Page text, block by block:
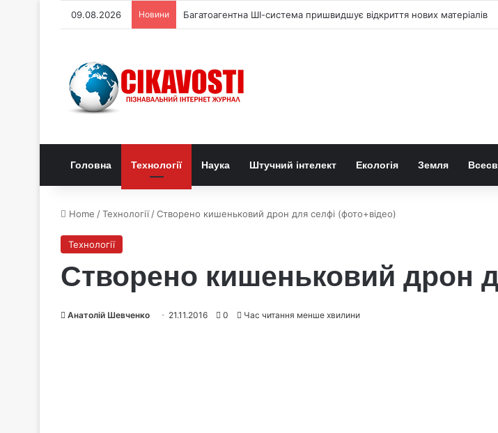
09.08.2026 Новини Багатоагентна ШІ-система пришвидшує відкриття нових матеріалів
Головна Технології Наука Штучний інтелект Екологія Земля
Home /Технології /Створено кишеньковий дрон для селфі (фото+відео)
Технології
Створено кишеньковий дрон
Анатолій Шевченко 21.11.2016 0 Час читання менше хвилини